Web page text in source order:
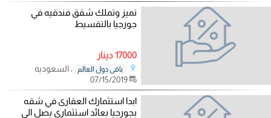
تميز وتملك شقق فندقيه في
جورجيا بالتقسيط
17000 دينار
باقي دول العالم
، السعوديه
07/15/2019
ابدا استثمارك العقارى في شقه
بجورجيا بعائد استثمارى يصل الي